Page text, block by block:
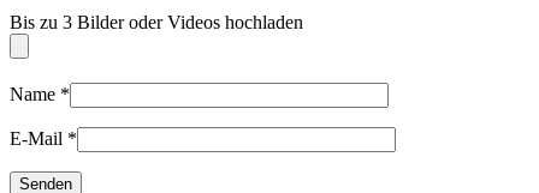
Bis zu 3 Bilder oder Videos hochladen
Name *
E-Mail *